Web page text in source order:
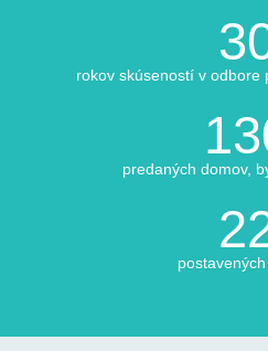
rokov skúseností v
predaných domov,